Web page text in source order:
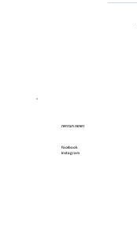
רשתות חברתיות
Facebook
Instagram